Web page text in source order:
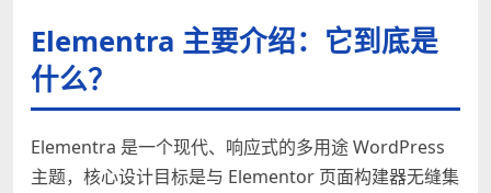
Elementra 主要介绍：它到底是
什么？
Elementra 是一个现代、响应式的多用途 WordPress
主题，核心设计目标是与 Elementor 页面构建器无缝集